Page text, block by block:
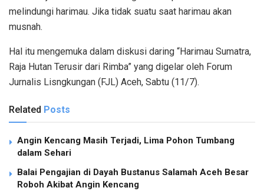
melindungi harimau. Jika tidak suatu saat harimau akan
musnah.
Hal itu mengemuka dalam diskusi daring “Harimau Sumatra,
Raja Hutan Terusir dari Rimba” yang digelar oleh Forum
Jurnalis Lisngkungan (FJL) Aceh, Sabtu (11/7).
Related Posts
Angin Kencang Masih Terjadi, Lima Pohon Tumbang
dalam Sehari
Balai Pengajian di Dayah Bustanus Salamah Aceh Besar
Roboh Akibat Angin Kencang